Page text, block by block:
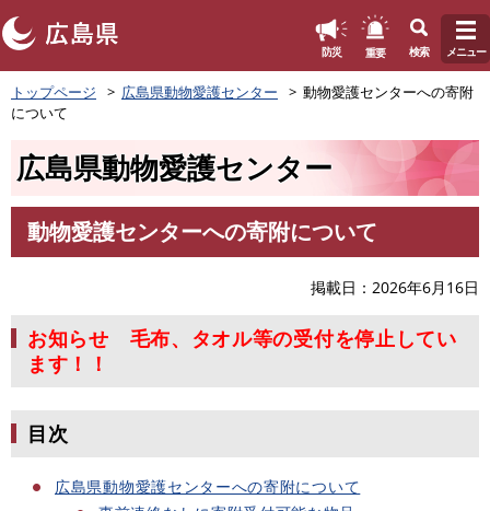
ペ
ー
ジ
。
防災 重要 検索 メニュー
トップページ 広島県動物愛護センター
動物愛護センターへの寄附
について
広島県動物愛護センター
文
動物愛護センターへの寄附について
掲載日 2026年6月16日
お知らせ 毛布、タオル等の受付を停止してい
ます！！
目次
広島県動物愛護センターへの寄附について